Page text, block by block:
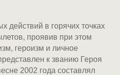
действий в горячих точках
проявив при этом
героизм и личное
к званию Героя
2002 года составлял